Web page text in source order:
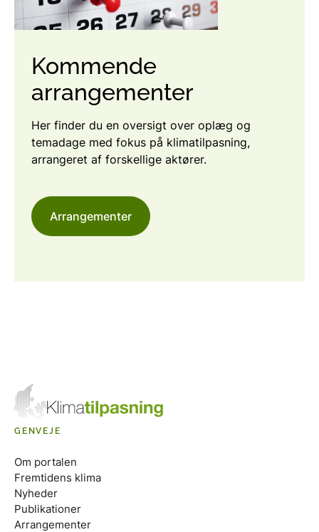
Kommende
arrangementer
Her finder du en oversigt over oplæg og
temadage med fokus på klimatilpasning,
arrangeret af forskellige aktører.
Arrangementer
GENVEJE
Om portalen
Fremtidens klima
Nyheder
Publikationer
Arrangementer